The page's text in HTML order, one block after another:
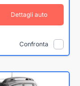
Dettagli auto
Confronta